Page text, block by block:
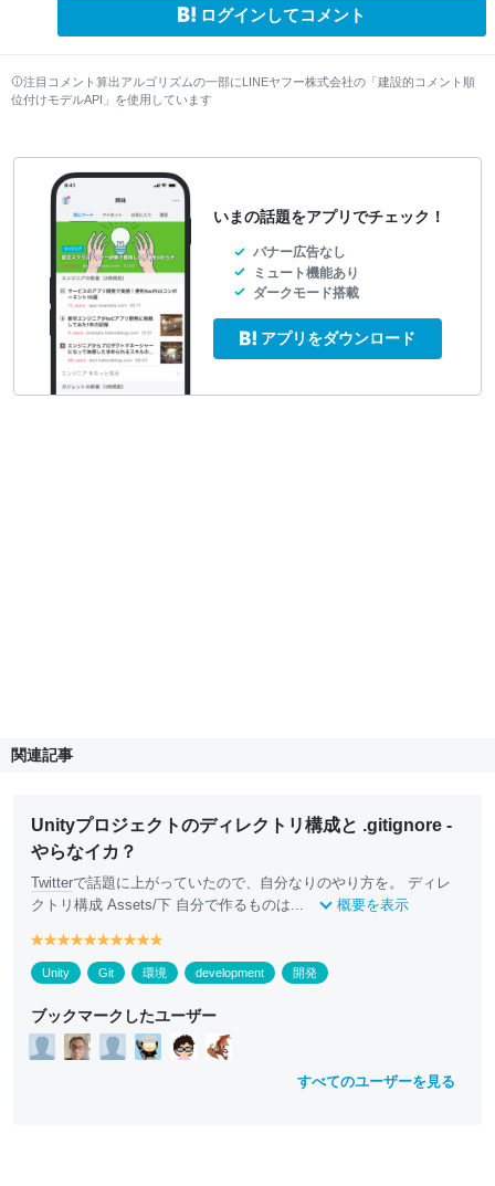
ログインしてコメント
注目コメント算出アルゴリズムの一部にLINEヤフー株式会社の「建設的コメント順
位付けモデルAPI」を使用しています
いまの話題をアプリでチェック！
バナー広告なし
ミュート機能あり
ダークモード搭載
アプリをダウンロード
関連記事
Unityプロジェクトのディレクトリ構成と .gitignore -
やらなイカ？
Twitterで話題に上がっていたので、自分なりのやり方を。 ディレ
クトリ構成 Assets/下 自分で作るものは...
概要を表示
y
e
ll
w
y
e
ll
o
w
y
e
ll
w
y
e
ll
w
y
e
ll
w
y
e
ll
w
y
e
ll
w
y
e
w
y
e
ll
w
e
ll
w
Unity Git 環境 development 開発
ブックマークしたユーザー
すべてのユーザーを見る